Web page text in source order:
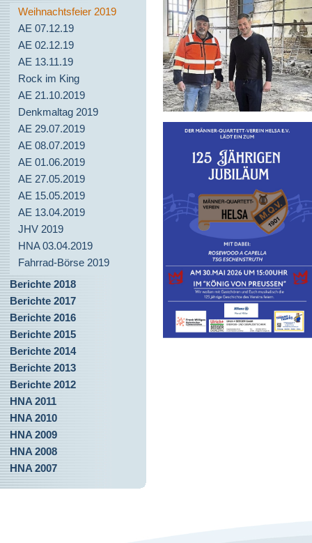
Weihnachtsfeier 2019
AE 07.12.19
AE 02.12.19
AE 13.11.19
Rock im King
AE 21.10.2019
Denkmaltag 2019
AE 29.07.2019
AE 08.07.2019
AE 01.06.2019
AE 27.05.2019
AE 15.05.2019
AE 13.04.2019
JHV 2019
HNA 03.04.2019
Fahrrad-Börse 2019
Berichte 2018
Berichte 2017
Berichte 2016
Berichte 2015
Berichte 2014
Berichte 2013
Berichte 2012
HNA 2011
HNA 2010
HNA 2009
HNA 2008
HNA 2007